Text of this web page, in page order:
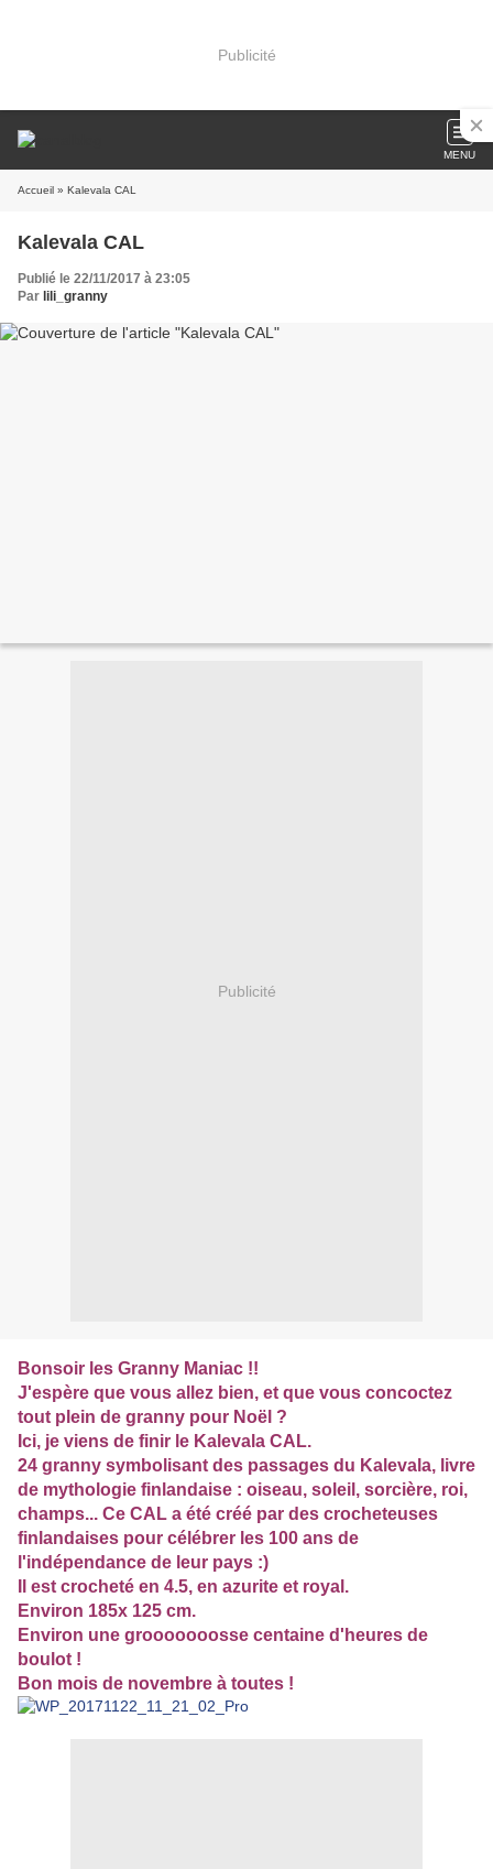
Publicité
MENU
Accueil » Kalevala CAL
Kalevala CAL
Publié le 22/11/2017 à 23:05
Par lili_granny
Publicité
Bonsoir les Granny Maniac !!
J'espère que vous allez bien, et que vous concoctez
tout plein de granny pour Noël ?
Ici, je viens de finir le Kalevala CAL.
24 granny symbolisant des passages du Kalevala, livre
de mythologie finlandaise : oiseau, soleil, sorcière, roi,
champs... Ce CAL a été créé par des crocheteuses
finlandaises pour célébrer les 100 ans de
l'indépendance de leur pays :)
Il est crocheté en 4.5, en azurite et royal.
Environ 185x 125 cm.
Environ une grooooooosse centaine d'heures de
boulot !
Bon mois de novembre à toutes !